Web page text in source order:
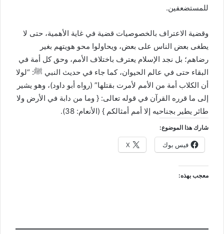
للمستضعفين.
وقضية الاعتراف بالخصوصيات قضية في غاية الأهمية، حتى لا
يطغى بعض الناس على بعض، ويحاولوا محو هويتهم بغير
رضاهم؛ بل نجد الإسلام يعترف باختلاف الأمم، وحق كل أمة في
البقاء حتى في عالم الحيوان، كما جاء في حديث النبي ﷺ: “لولا
أن الكلاب أمة من الأمم لأمرت بقتلها” (رواه أبو داود)، وهو يشير
إلى ما قرره القرآن في قوله تعالى: { وما من دابة في الأرض ولا
طائر يطير بجناحيه إلا أمم أمثالكم } (الأنعام: 38).
شارك هذا الموضوع:
فيس بوك X
معجب بهذه: